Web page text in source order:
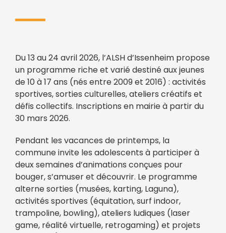
Du 13 au 24 avril 2026, l’ALSH d’Issenheim propose
un programme riche et varié destiné aux jeunes
de 10 à 17 ans (nés entre 2009 et 2016) : activités
sportives, sorties culturelles, ateliers créatifs et
défis collectifs. Inscriptions en mairie à partir du
30 mars 2026.
Pendant les vacances de printemps, la
commune invite les adolescents à participer à
deux semaines d’animations conçues pour
bouger, s’amuser et découvrir. Le programme
alterne sorties (musées, karting, Laguna),
activités sportives (équitation, surf indoor,
trampoline, bowling), ateliers ludiques (laser
game, réalité virtuelle, retrogaming) et projets